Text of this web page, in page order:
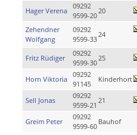
Hager Verena
09292
9599-20
20
Zehendner
Wolfgang
09292
9599-33
24
Fritz Rüdiger
09292
9599-30
25
Horn Viktoria
09292
91145
Kinderhort
Sell Jonas
09292
9599-21
21
Greim Peter
09292
9599-60
Bauhof